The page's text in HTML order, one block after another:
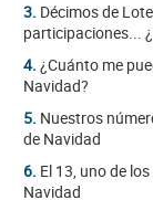
3. Décimos de
participaciones...
4. ¿Cuánto me
Navidad?
5. Nuestros
de Navidad
6. El 13, uno de
Navidad